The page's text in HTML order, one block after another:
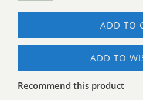
ADD TO
ADD TO
Recommend this product